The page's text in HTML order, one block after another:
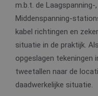
m.b.t. de
Middenspanning-
kabel richtingen en
situatie in de praktijk.
opgeslagen tekeningen
tweetallen naar de
daadwerkelijke situatie.